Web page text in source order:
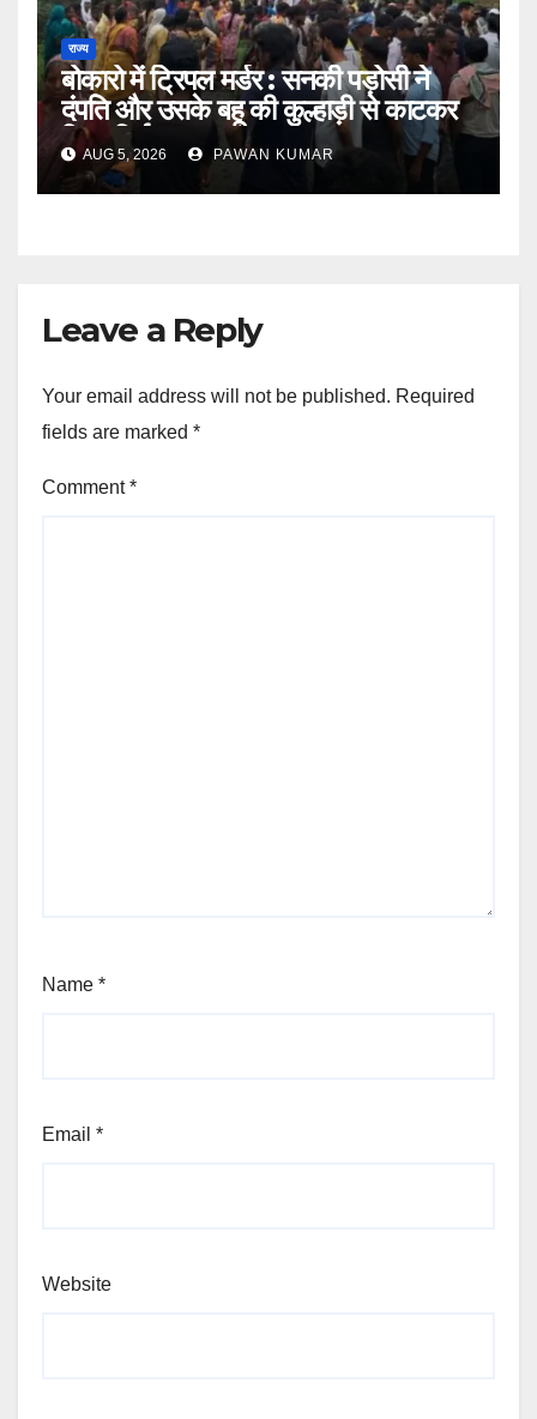
राज्य
बोकारो में ट्रिपल मर्डर : सनकी पड़ोसी ने
दंपति और उसके बहू की कुल्हाड़ी से काटकर
किया निर्मम हत्या
AUG 5, 2026 PAWAN KUMAR
Leave a Reply
Your email address will not be published. Required
fields are marked *
Comment*
Name *
Email *
Website